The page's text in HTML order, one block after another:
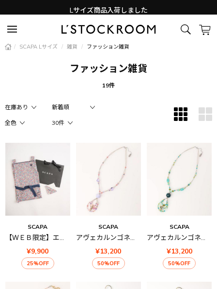
Lサイズ商品入荷しました
/ SCAPA Lサイズ / 雑貨 / ファッション雑貨
ファッション雑貨
19件
SCAPA
¥9,900
25%OFF
SCAPA
¥13,200
50%OFF
SCAPA
¥13,200
50%OFF